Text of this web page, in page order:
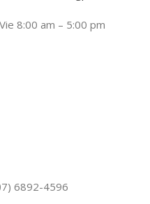
8:00 am – 5:00 pm
6892-4596